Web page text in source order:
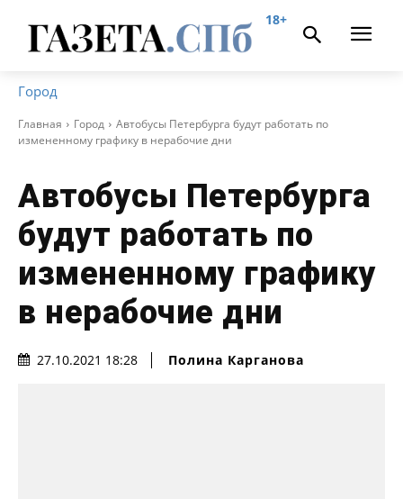
18+
Город
Главная Город
Автобусы Петербурга будут работать по
измененному графику в нерабочие дни
Автобусы Петербурга
будут работать по
измененному графику
в нерабочие дни
27.10.2021 18:28 Полина Карганова